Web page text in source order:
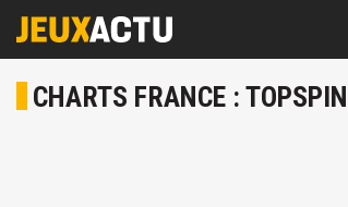
CHARTS FRANCE :